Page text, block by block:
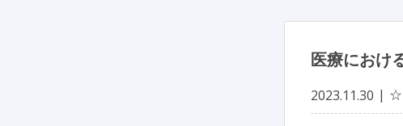
医療におけ
2023.11.30 ☆